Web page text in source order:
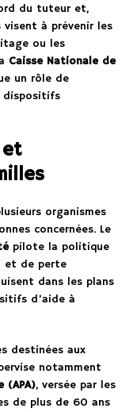
du tuteur et,
visent à prévenir les
ou les
Caisse Nationale de
un rôle de
dispositifs
organismes
concernées. Le
pilote la politique
et de perte
dans les plans
d’aide à
destinées aux
notamment
(APA), versée par les
de plus de 60 ans